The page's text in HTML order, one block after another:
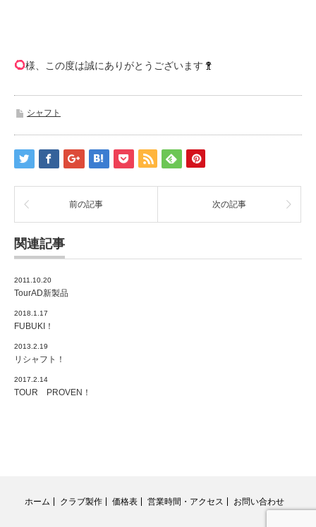
様、この度は誠にありがとうございます
シャフト
前の記事 次の記事
関連記事
2011.10.20
TourAD新製品
2018.1.17
FUBUKI！
2013.2.19
リシャフト！
2017.2.14
TOUR PROVEN！
ホーム クラブ製作 価格表 営業時間・アクセス お問い合わせ